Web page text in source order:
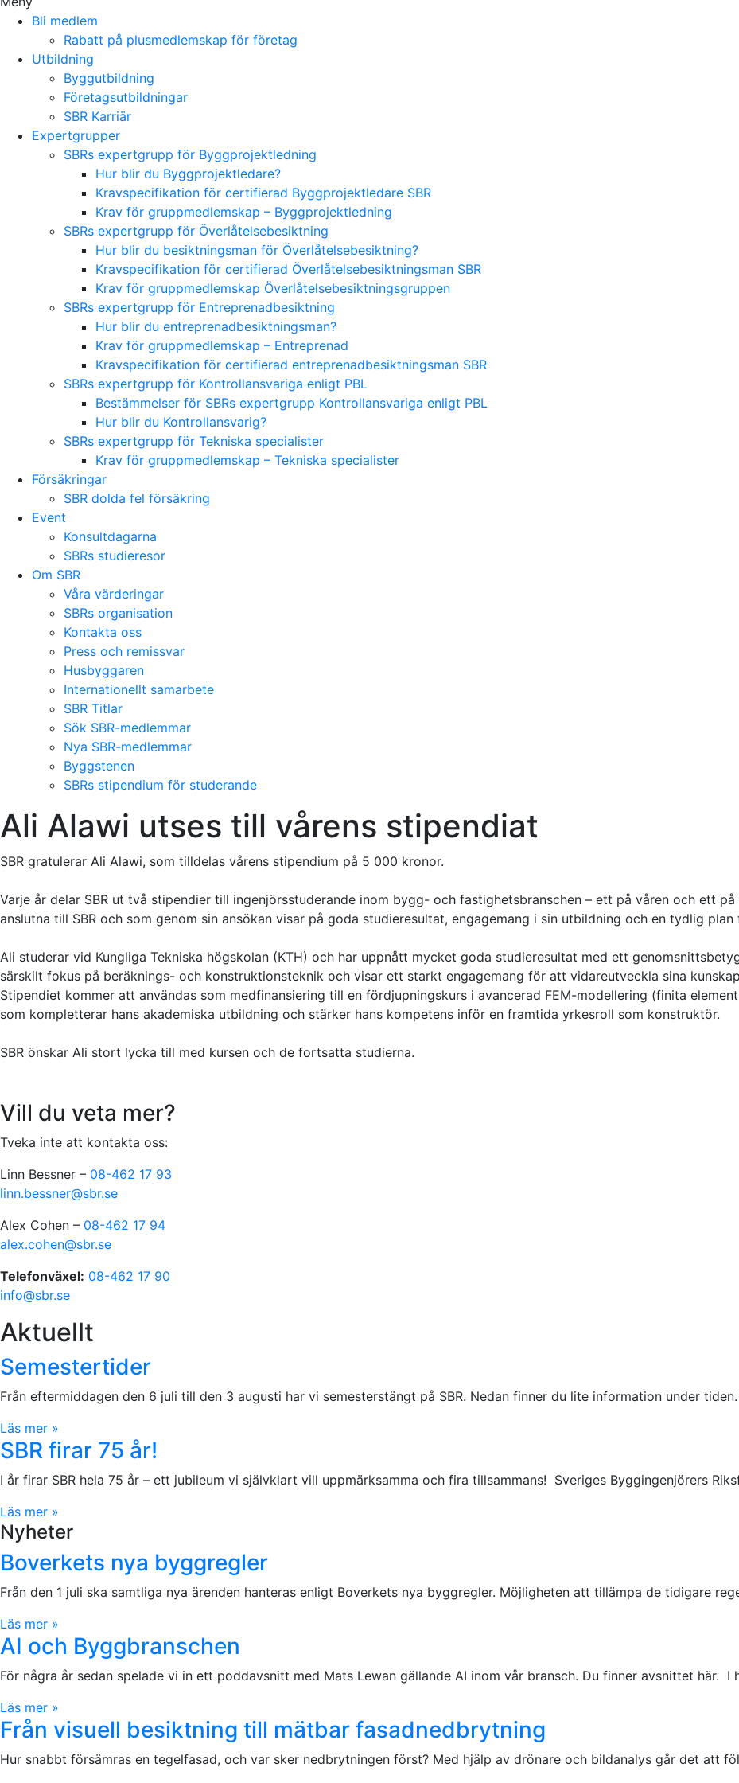
Bli medlem
Rabatt på plusmedlemskap för företag
Utbildning
Byggutbildning
Företagsutbildningar
SBR Karriär
Expertgrupper
SBRs expertgrupp för Byggprojektledning
Hur blir du Byggprojektledare?
Kravspecifikation för certifierad Byggprojektledare SBR
Krav för gruppmedlemskap – Byggprojektledning
SBRs expertgrupp för Överlåtelsebesiktning
Hur blir du besiktningsman för Överlåtelsebesiktning?
Kravspecifikation för certifierad Överlåtelsebesiktningsman SBR
Krav för gruppmedlemskap Överlåtelsebesiktningsgruppen
SBRs expertgrupp för Entreprenadbesiktning
Hur blir du entreprenadbesiktningsman?
Krav för gruppmedlemskap – Entreprenad
Kravspecifikation för certifierad entreprenadbesiktningsman SBR
SBRs expertgrupp för Kontrollansvariga enligt PBL
Bestämmelser för SBRs expertgrupp Kontrollansvariga enligt PBL
Hur blir du Kontrollansvarig?
SBRs expertgrupp för Tekniska specialister
Krav för gruppmedlemskap – Tekniska specialister
Försäkringar
SBR dolda fel försäkring
Event
Konsultdagarna
SBRs studieresor
Om SBR
Våra värderingar
SBRs organisation
Kontakta oss
Press och remissvar
Husbyggaren
Internationellt samarbete
SBR Titlar
Sök SBR-medlemmar
Nya SBR-medlemmar
Byggstenen
SBRs stipendium för studerande
Ali Alawi utses till vårens stipendiat
SBR gratulerar Ali Alawi, som tilldelas vårens stipendium på 5 000 kronor.
Varje år delar SBR ut två stipendier till ingenjörsstuderande inom bygg- och fastighetsbranschen – ett på våren och ett
anslutna till SBR och som genom sin ansökan visar på goda studieresultat, engagemang i sin utbildning och en tydlig
Ali studerar vid Kungliga Tekniska högskolan (KTH) och har uppnått mycket goda studieresultat med ett
särskilt fokus på beräknings- och konstruktionsteknik och visar ett starkt engagemang för att vidareutveckla sina
Stipendiet kommer att användas som medfinansiering till en fördjupningskurs i avancerad FEM-modellering (finita
som kompletterar hans akademiska utbildning och stärker hans kompetens inför en framtida yrkesroll som konstruktör.
SBR önskar Ali stort lycka till med kursen och de fortsatta studierna.
Vill du veta mer?
Tveka inte att kontakta oss:
Linn Bessner – 08-462 17 93
linn.bessner@sbr.se
Alex Cohen – 08-462 17 94
alex.cohen@sbr.se
Telefonväxel: 08-462 17 90
info@sbr.se
Aktuellt
Semestertider
Från eftermiddagen den 6 juli till den 3 augusti har vi semesterstängt på SBR. Nedan finner du lite information under
Läs mer »
SBR firar 75 år!
I år firar SBR hela 75 år – ett jubileum vi självklart vill uppmärksamma och fira tillsammans! Sveriges Byggingenjörers
Läs mer »
Nyheter
Boverkets nya byggregler
Från den 1 juli ska samtliga nya ärenden hanteras enligt Boverkets nya byggregler. Möjligheten att tillämpa de tidigare
Läs mer »
AI och Byggbranschen
För några år sedan spelade vi in ett poddavsnitt med Mats Lewan gällande AI inom vår bransch. Du finner avsnittet här. I
Läs mer »
Från visuell besiktning till mätbar fasadnedbrytning
Hur snabbt försämras en tegelfasad, och var sker nedbrytningen först? Med hjälp av drönare och bildanalys går det att